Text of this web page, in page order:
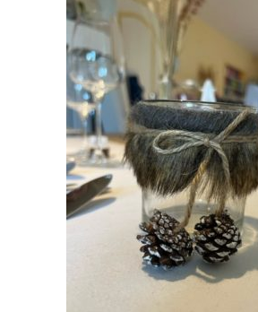
AJOUTER À MA
SÉLECTION